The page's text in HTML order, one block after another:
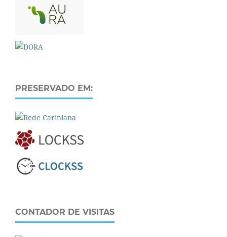
PRESERVADO EM:
CONTADOR DE VISITAS